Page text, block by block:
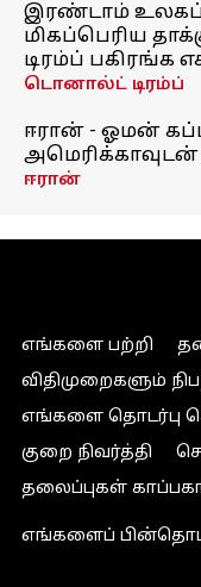
இரண்டாம்
மிகப்பெரிய
டிரம்ப் பகிரங்க
டொனால்ட் டிரம்ப்
ஈரான் - ஓமன்
அமெரிக்காவுடன்
ஈரான்
எங்களை பற்றி
விதிமுறைகளும்
எங்களை தொடர்பு
குறை நிவர்த்தி
தலைப்புகள்
எங்களைப்